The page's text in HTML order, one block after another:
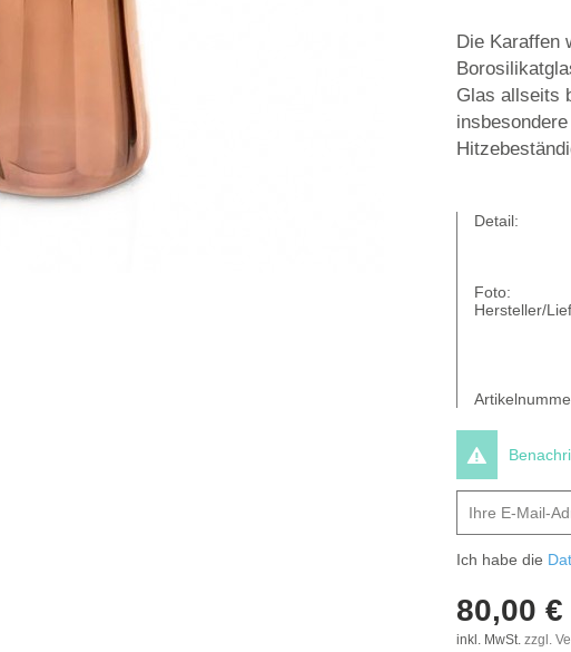
Die Karaffen
Glas allseits
Detail:
Foto:
Hersteller/
Ich habe die
80,00 €
inkl. MwSt. zzgl.